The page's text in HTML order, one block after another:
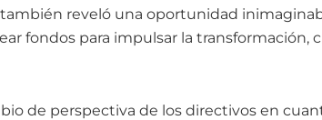
reveló una oportunidad
fondos para impulsar la transformación,
de perspectiva de los directivos en